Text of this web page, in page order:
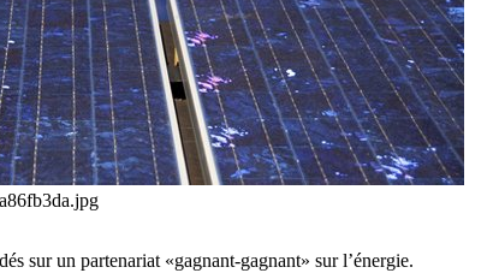
sur un partenariat «gagnant-gagnant» sur l’énergie.